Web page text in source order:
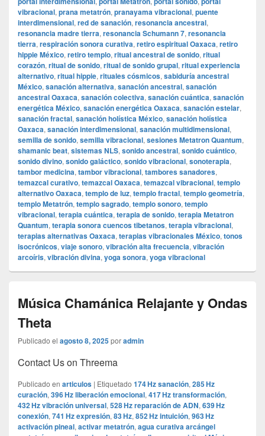
vibracional, prana metatrón, pranayama vibracional, puente
interdimensional, red de sanación, resonancia ancestral,
resonancia madre tierra, resonancia Schumann 7, resonancia
tierra, respiración sonora curativa, retiro espiritual Oaxaca, retiro
hippie México, retiro templo, ritual ancestral de sonido, ritual
corazón, ritual de sonido, ritual de sonido grupal, ritual experiencia
alternativo, ritual hippie, rituales cósmicos, sabiduría ancestral
México, sanación alternativa, sanación ancestral, sanación
ancestral Oaxaca, sanación colectiva, sanación cuántica, sanación
energética México, sanación energética Oaxaca, sanación estelar,
sanación fractal, sanación holística México, sanación holística
Oaxaca, sanación interdimensional, sanación multidimensional,
semilla de sonido, semilla vibracional, sesiones Metatron Quantum,
shamanic beat, sistemas NLS, sonido ancestral, sonido cuántico,
sonido divino, sonido galáctico, sonido vibracional, sonoterapia,
tambor medicina, tambor vibracional, tambores sanadores,
temazcal curativo, temazcal Oaxaca, temazcal vibracional, templo
alternativo Oaxaca, templo de luz, templo fractal, templo geometría,
templo Metatrón, templo sagrado, templo sonoro, templo
vibracional, terapia cuántica, terapia de sonido, terapia Metatron
Quantum, terapia sonora cuencos tibetanos, terapia vibracional,
terapias alternativas Oaxaca, terapias vibracionales México, tonos
isocrónicos, viaje sonoro, vibración alta frecuencia, vibración
arcoíris, vibración divina, yoga sonora, yoga vibracional
Música Chamánica Relajante y Ondas
Theta
Publicado el agosto 8, 2025poradmin
Contact Us on Threema
Publicado en articulos | Etiquetado 174 Hz sanación, 285 Hz
curación, 396 Hz liberación emocional, 417 Hz transformación,
432 Hz vibración universal, 528 Hz reparación de ADN, 639 Hz
conexión, 741 Hz expresión, 83 Hz, 852 Hz intuición, 963 Hz
activación pineal, activar metatrón, agua curativa arcángel